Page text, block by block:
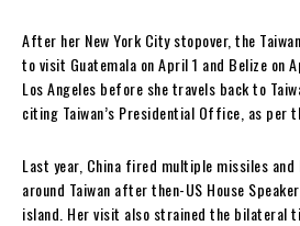
After her New York City stopover, the
to visit Guatemala on April 1 and Belize on
Los Angeles before she travels back to
citing Taiwan’s Presidential Office, as per
Last year, China fired multiple missiles
around Taiwan after then-US House
island. Her visit also strained the bilateral